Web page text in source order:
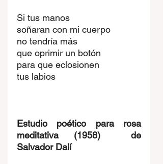
Si tus manos
soñaran con mi cuerpo
no tendría más
que oprimir un botón
para que eclosionen
tus labios
Estudio poético para rosa
meditativa (1958)  de
Salvador Dalí